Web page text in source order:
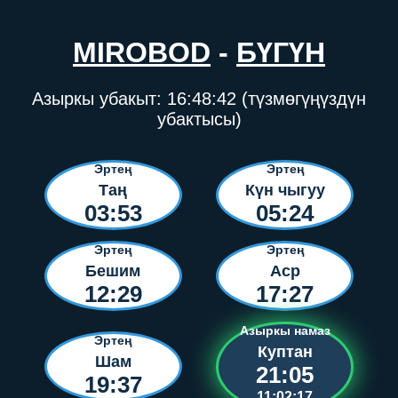
MIROBOD - БҮГҮН
Азыркы убакыт: 16:48:42 (түзмөгүңүздүн
убактысы)
Эртең
Таң
03:53
Эртең
Күн чыгуу
05:24
Эртең
Бешим
12:29
Эртең
Аср
17:27
Эртең
Шам
19:37
Азыркы намаз
Куптан
21:05